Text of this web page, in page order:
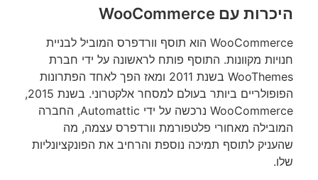
היכרות עם WooCommerce
WooCommerce הוא תוסף וורדפרס המוביל לבניית
חנויות מקוונות. התוסף פותח לראשונה על ידי חברת
WooThemes בשנת 2011 ומאז הפך לאחד הפתרונות
הפופולריים ביותר בעולם למסחר אלקטרוני. בשנת 2015,
WooCommerce נרכשה על ידי Automattic, החברה
המובילה מאחורי פלטפורמת וורדפרס עצמה, מה
שהעניק לתוסף תמיכה נוספת והרחיב את הפונקציונליות
שלו.